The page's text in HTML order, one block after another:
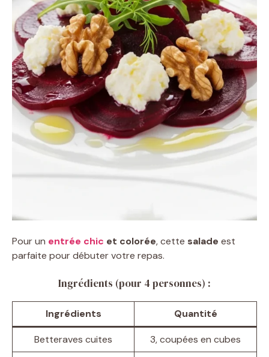
Pour un entrée chic et colorée, cette salade est
parfaite pour débuter votre repas.
Ingrédients (pour 4 personnes) :
Ingrédients Quantité
Betteraves cuites
3, coupées en cubes